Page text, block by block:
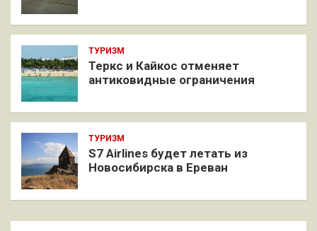
ТУРИЗМ
Теркс и Кайкос отменяет
антиковидные ограничения
ТУРИЗМ
S7 Airlines будет летать из
Новосибирска в Ереван